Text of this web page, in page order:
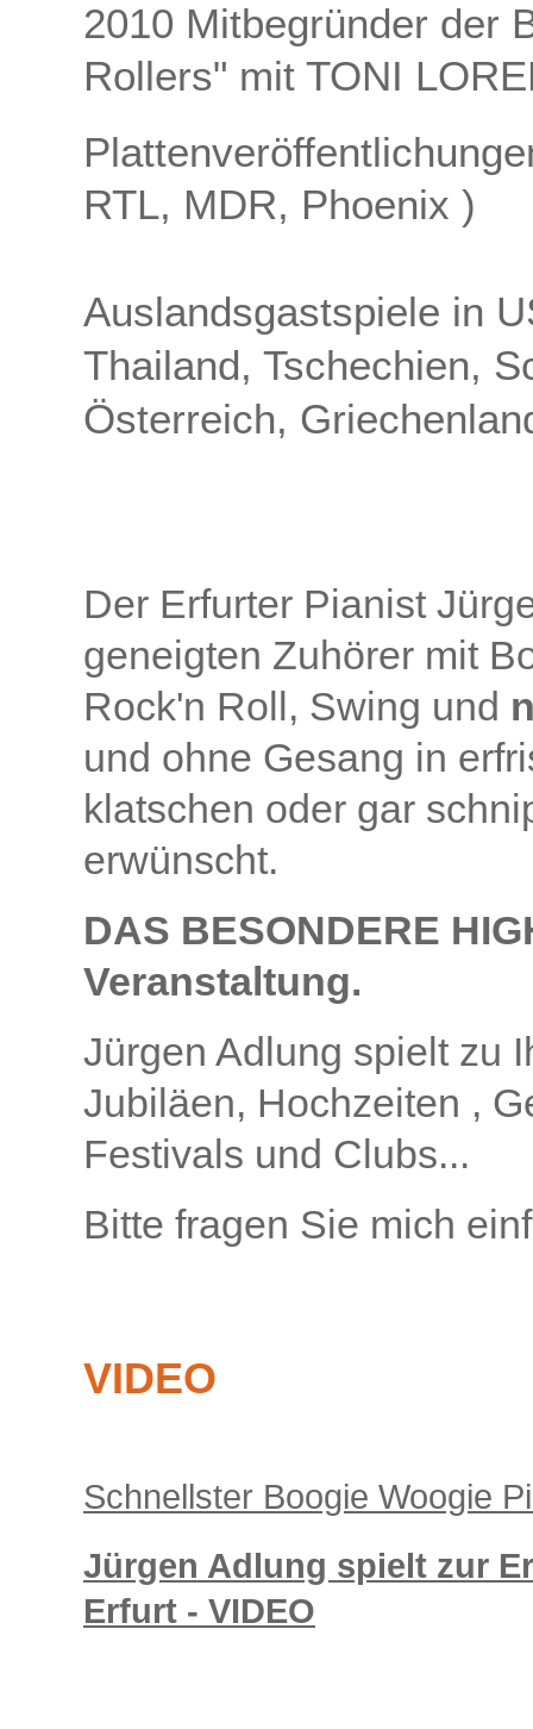
2010 Mitbegründer der
Rollers" mit TONI
RTL, MDR, Phoenix )
Auslandsgastspiele in
Thailand, Tschechien,
Österreich,
Der Erfurter Pianist
geneigten Zuhörer mit
Rock'n Roll, Swing und
und ohne Gesang in
klatschen oder gar
erwünscht.
DAS BESONDERE
Veranstaltung.
Jürgen Adlung spielt zu
Jubiläen, Hochzeiten ,
Festivals und Clubs...
Bitte fragen Sie mich
VIDEO
Schnellster Boogie Woogie
Jürgen Adlung spielt zur
Erfurt - VIDEO